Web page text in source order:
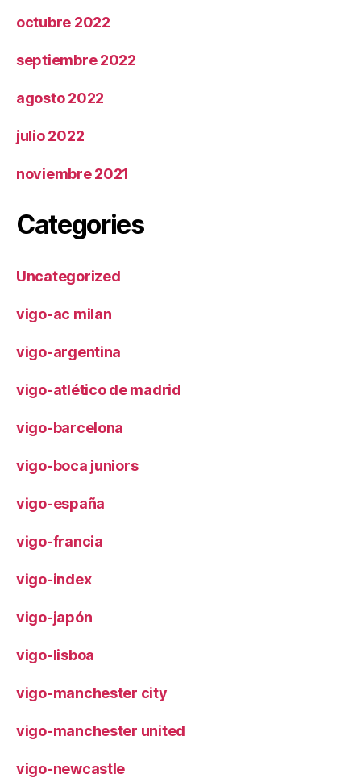
octubre 2022
septiembre 2022
agosto 2022
julio 2022
noviembre 2021
Categories
Uncategorized
vigo-ac milan
vigo-argentina
vigo-atlético de madrid
vigo-barcelona
vigo-boca juniors
vigo-españa
vigo-francia
vigo-index
vigo-japón
vigo-lisboa
vigo-manchester city
vigo-manchester united
vigo-newcastle